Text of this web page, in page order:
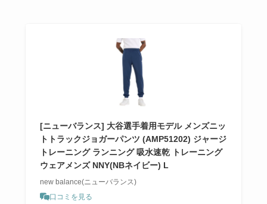
[ニューバランス] 大谷選手着用モデル メンズニッ
トトラックジョガーパンツ (AMP51202) ジャージ
トレーニング ランニング 吸水速乾 トレーニング
ウェアメンズ NNY(NBネイビー) L
new balance(ニューバランス)
口コミを見る